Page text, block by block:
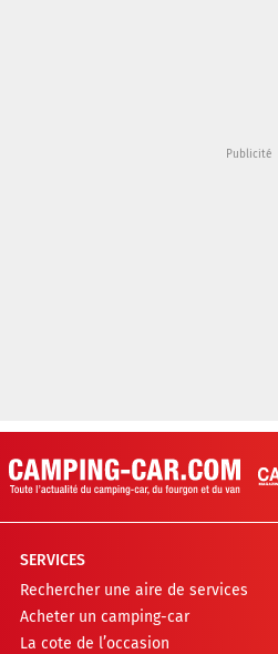
SERVICES
Rechercher une aire de services
Acheter un camping-car
La cote de l’occasion